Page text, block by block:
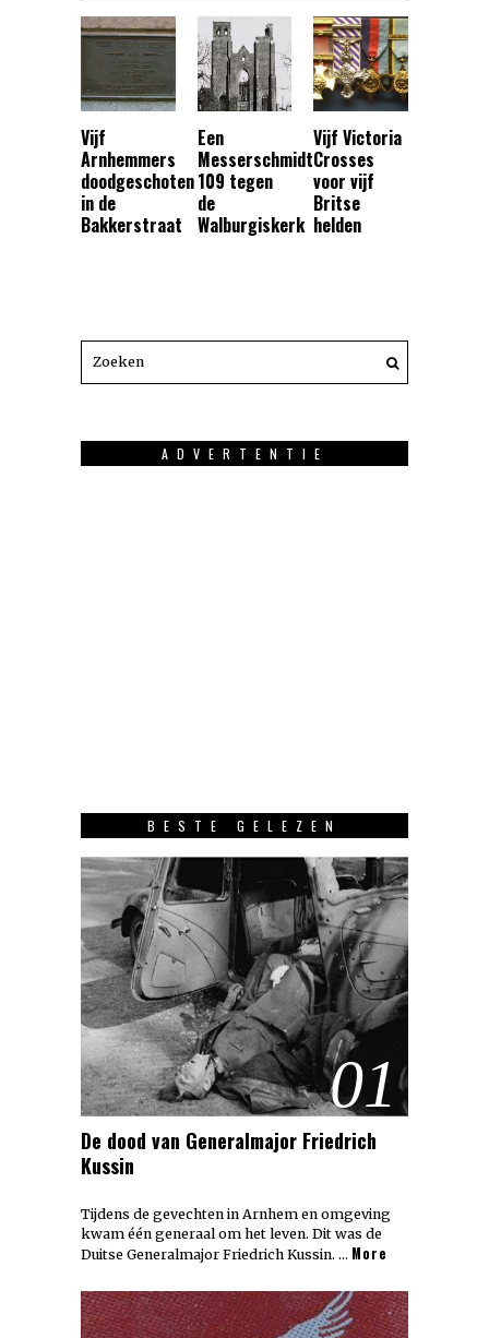
Vijf
Arnhemmers
doodgeschoten
in de
Bakkerstraat
Een
Messerschmidt
109 tegen
de
Walburgiskerk
Vijf Victoria
Crosses
voor vijf
Britse
helden
ADVERTENTIE
BESTE GELEZEN
01
De dood van Generalmajor Friedrich
Kussin
Tijdens de gevechten in Arnhem en omgeving
kwam één generaal om het leven. Dit was de
Duitse Generalmajor Friedrich Kussin. … More